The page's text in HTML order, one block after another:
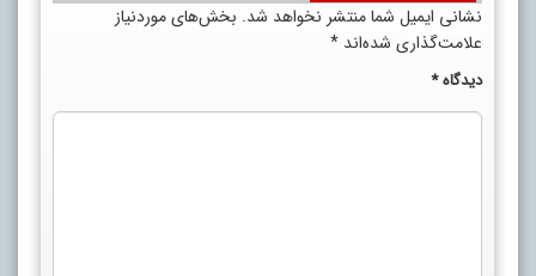
نشانی ایمیل شما منتشر نخواهد شد. بخش‌های موردنیاز
علامت‌گذاری شده‌اند *
دیدگاه*